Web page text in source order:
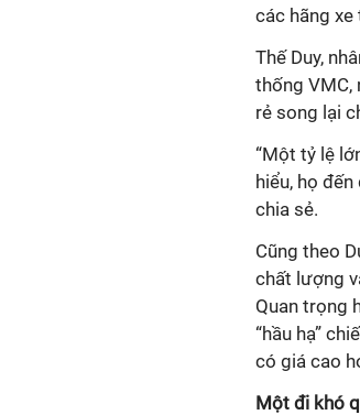
các hãng xe
Thế Duy,
thống VMC,
rẻ song lại
“Một tỷ lệ
hiểu, họ
chia sẻ.
Cũng theo
chất lượng
Quan trọng
“hầu hạ”
có giá cao
Một đi khó